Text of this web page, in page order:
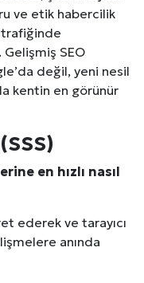
ve etik habercilik
trafiğinde
Gelişmiş SEO
değil, yeni nesil
kentin en görünür
en hızlı nasıl
ederek ve tarayıcı
anında